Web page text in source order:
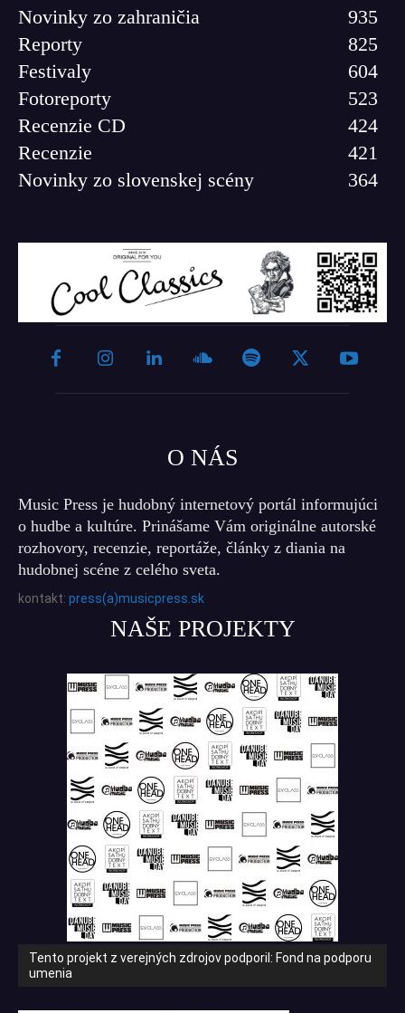
Novinky zo zahraničia
935
Reporty
825
Festivaly
604
Fotoreporty
523
Recenzie CD
424
Recenzie
421
Novinky zo slovenskej scény
364
O NÁS
Music Press je hudobný internetový portál informujúci
o hudbe a kultúre. Prinášame Vám originálne autorské
rozhovory, recenzie, reportáže, články z diania na
hudobnej scéne z celého sveta.
kontakt: press(a)musicpress.sk
NAŠE PROJEKTY
Tento projekt z verejných zdrojov podporil: Fond na podporu
umenia